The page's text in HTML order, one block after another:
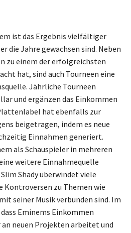
ist das Ergebnis vielfältiger
die Jahre gewachsen sind. Neben
zu einem der erfolgreichsten
hat, sind auch Tourneen eine
Jährliche Tourneen
und ergänzen das Einkommen
hat ebenfalls zur
beigetragen, indem es neue
Einnahmen generiert.
als Schauspieler in mehreren
weitere Einnahmequelle
Shady überwindet viele
Kontroversen zu Themen wie
seiner Musik verbunden sind. Im
Eminems Einkommen
neuen Projekten arbeitet und